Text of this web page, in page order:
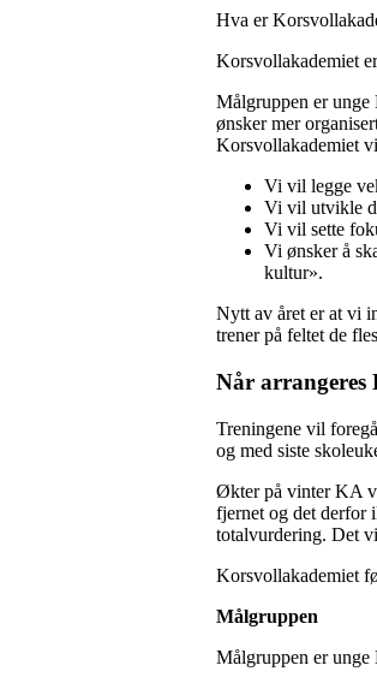
Hva er
Korsvollakademiet
Målgruppen er unge
ønsker mer
Korsvollakademiet
Vi vil legge
Vi vil utvikle
Vi vil sette
Vi ønsker å
kultur».
Nytt av året er at vi
trener på feltet de
Når arrangeres
Treningene vil
og med siste
Økter på vinter KA
fjernet og det derfor
totalvurdering. Det
Korsvollakademiet
Målgruppen
Målgruppen er unge